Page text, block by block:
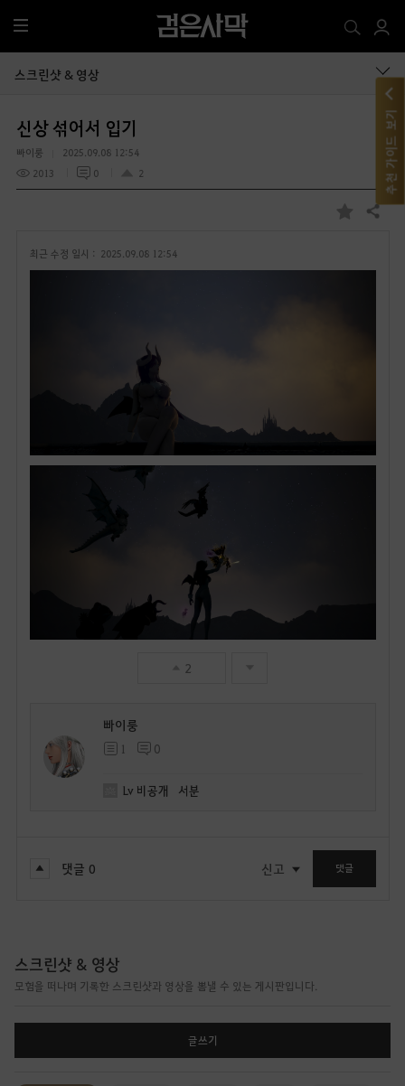
전
체
메
스크린샷 & 영상
신상 섞어서 입기
빠이룽
2025.09.08 12:54
2013
0 2
즐
공유하기
최근 수정 일시 : 2025.09.08 12:54
2
빠이룽
1 0
Lv 비공개 서분
댓글 0 신고 댓글
스크린샷 & 영상
모험을 떠나며 기록한 스크린샷과 영상을 뽐낼 수 있는 게시판입니다.
글쓰기
추천 가이드 보기